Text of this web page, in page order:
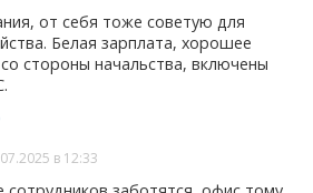
от себя тоже советую для
Белая зарплата, хорошее
стороны начальства, включены
в 12:33